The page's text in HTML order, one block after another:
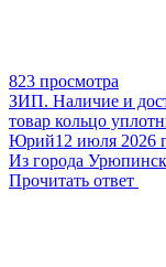
823 просмотра
ЗИП. Наличие и
товар кольцо
Юрий12 июля 2026
Из города Урюпинск
Прочитать ответ